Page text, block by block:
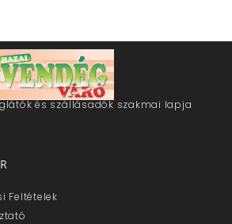
és szállásadók szakmai lapja
Feltételek